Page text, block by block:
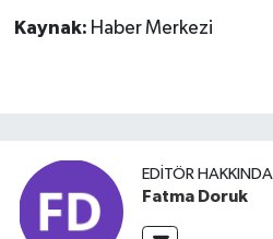
Kaynak: Haber Merkezi
EDITÖR HAKKINDA
Fatma Doruk